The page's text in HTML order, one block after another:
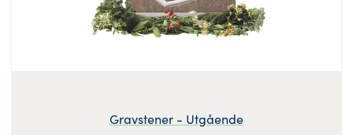
Gravstener - Utgående